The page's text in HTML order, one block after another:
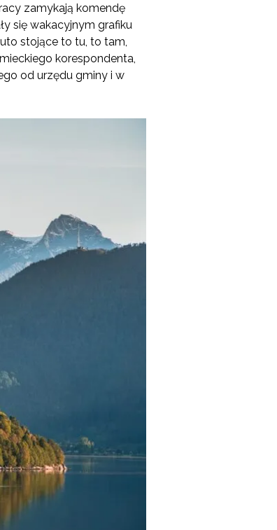
zamykają komendę
się wakacyjnym grafiku
stojące to tu, to tam,
korespondenta,
od urzędu gminy i w